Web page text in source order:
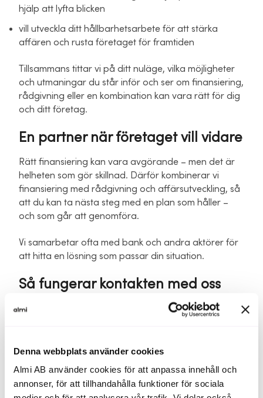
Denna webbplats använder cookies
Almi AB använder cookies för att anpassa innehåll och
annonser, för att tillhandahålla funktioner för sociala
hjälp att lyfta blicken
vill utveckla ditt hållbarhetsarbete för att stärka
affären och rusta företaget för framtiden
Tillsammans tittar vi på ditt nuläge, vilka möjligheter
och utmaningar du står inför och ser om finansiering,
rådgivning eller en kombination kan vara rätt för dig
och ditt företag.
En partner när företaget vill vidare
Rätt finansiering kan vara avgörande – men det är
helheten som gör skillnad. Därför kombinerar vi
finansiering med rådgivning och affärsutveckling, så
att du kan ta nästa steg med en plan som håller –
och som går att genomföra.
Vi samarbetar ofta med bank och andra aktörer för
att hitta en lösning som passar din situation.
Så fungerar kontakten med oss
Du fyller i formuläret
Vi tar kontakt
En rådgivare hör av sig för ett första samtal.
Vi ser på nästa steg tillsammans